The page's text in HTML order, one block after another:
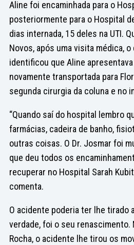
Aline foi encaminhada para o
posteriormente para o Hospital
dias internada, 15 deles na UTI.
Novos, após uma visita médica,
identificou que Aline
novamente transportada para
segunda cirurgia da coluna e no
“Quando saí do hospital lembro
farmácias, cadeira de banho,
outras coisas. O Dr. Josmar foi
que deu todos os
recuperar no Hospital Sarah
comenta.
O acidente poderia ter lhe tirado
verdade, foi o seu renascimento.
Rocha, o acidente lhe tirou os